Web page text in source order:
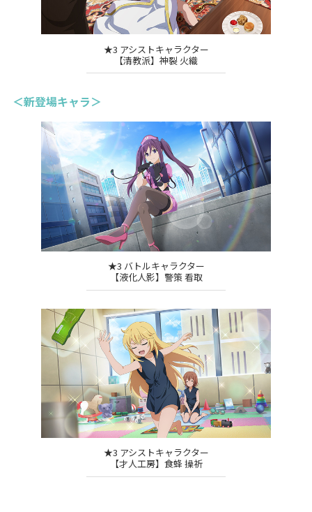
★3 アシストキャラクター
【清教派】神裂 火織
＜新登場キャラ＞
★3 バトルキャラクター
【液化人影】警策 看取
★3 アシストキャラクター
【才人工房】食蜂 操祈